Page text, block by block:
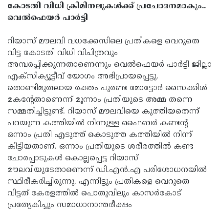
കോടതി വിധി ക്രിമിനലുകൾക്ക് പ്രചോദനമാകും..
വെൽഫെയർ പാർട്ടി
റിയാസ് മൗലവി വധക്കേസിലെ പ്രതികളെ വെറുതെ
വിട്ട കോടതി വിധി വിചിത്രവും
അമ്പരപ്പിക്കുന്നതാണെന്നും വെൽഫെയർ പാർട്ടി ജില്ലാ
എക്സിക്യൂട്ടീവ് യോഗം അഭിപ്രായപ്പെട്ടു.
തൊണ്ടിമുതലായ രക്തം പുരണ്ട മോട്ടോർ സൈക്കിൾ
മകന്‍റേതാണെന്ന് മൂന്നാം പ്രതിയുടെ അമ്മ തന്നെ
സമ്മതിച്ചിട്ടുണ്ട്. റിയാസ് മൗലവിയെ കുത്തിയതെന്ന്
പറയുന്ന കത്തിയിൽ നിന്നുള്ള ഫൈബർ കണ്ടന്‍റ്
ഒന്നാം പ്രതി എടുത്ത് കൊടുത്ത കത്തിയിൽ നിന്ന്
കിട്ടിയതാണ്. ഒന്നാം പ്രതിയുടെ ശരീരത്തിൽ കണ്ട
ചോരപ്പാടുകൾ കൊല്ലപ്പെട്ട റിയാസ്
മൗലവിയുടേതാണെന്ന് ഡി.എൻ.എ പരിശോധനയിൽ
സ്ഥിരീകരിച്ചിരുന്നു. എന്നിട്ടും പ്രതികളെ വെറുതെ
വിട്ടത് കേരളത്തിൽ പൊതുവിലും കാസർകോട്
പ്രത്യേകിച്ചും സമാധാനാന്തരീക്ഷം